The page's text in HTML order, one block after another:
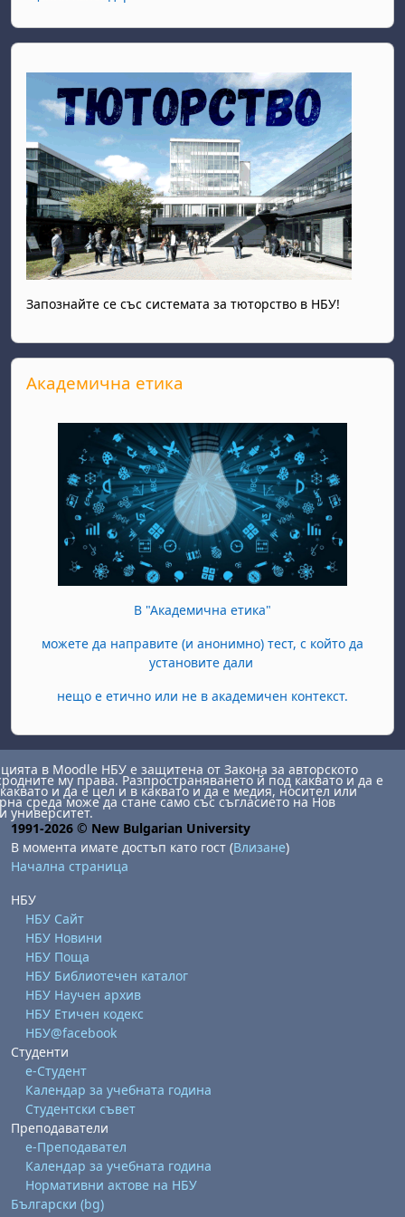
Запознайте се със системата за тюторство в НБУ!
Прескочи Академична етика
Академична етика
В "Академична етика"
можете да направите (и анонимно) тест, с който да
установите дали
нещо е етично или не в академичен контекст.
в Moodle НБУ е защитена от Закона за авторското
му права. Разпространяването й под каквато и да е
и да е цел и в каквато и да е медия, носител или
среда може да стане само със съгласието на Нов
университет.
1991-2026 © New Bulgarian University
В момента имате достъп като гост (Влизане)
Начална страница
НБУ
НБУ Сайт
НБУ Новини
НБУ Поща
НБУ Библиотечен каталог
НБУ Научен архив
НБУ Етичен кодекс
НБУ@facebook
Студенти
е-Студент
Календар за учебната година
Студентски съвет
Преподаватели
е-Преподавател
Календар за учебната година
Нормативни актове на НБУ
Български ‎(bg)‎